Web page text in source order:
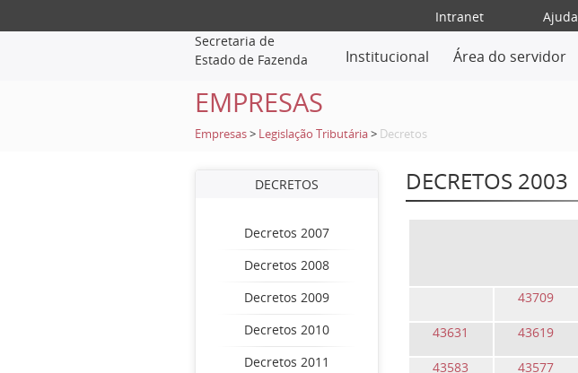
Intranet Ajuda
Secretaria de
Estado de Fazenda
Institucional Área do servidor
EMPRESAS
Empresas > Legislação Tributária > Decretos
DECRETOS
Decretos 2007
Decretos 2008
Decretos 2009
Decretos 2010
Decretos 2011
DECRETOS 2003
43709
43631 43619
43583 43577